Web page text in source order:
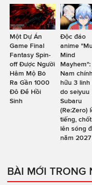
Một Dự Án
Game Final
Fantasy Spin-
off Được Người
Hâm Mộ Bỏ
Ra Gần 1000
Đô Để Hồi
Sinh
Độc đáo
anime
Mind
Mayhem":
Nam
hữu 3 linh
do seiyuu
Subaru
(Re:Zero)
tiếng,
lên sóng
năm 2027
BÀI MỚI TRONG